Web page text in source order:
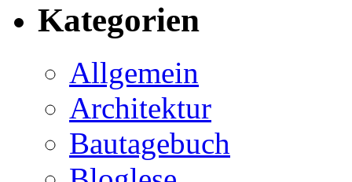
Kategorien
Allgemein
Architektur
Bautagebuch